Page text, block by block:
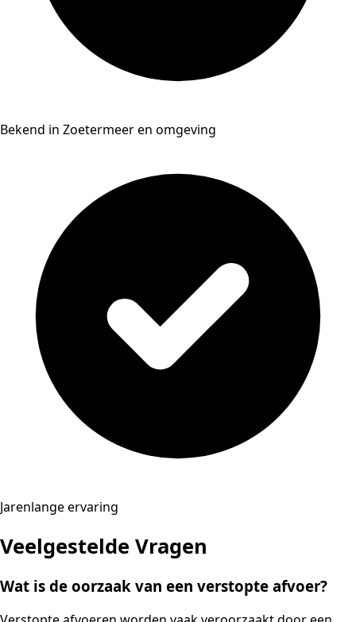
Bekend in Zoetermeer en omgeving
Jarenlange ervaring
Veelgestelde Vragen
Wat is de oorzaak van een verstopte afvoer?